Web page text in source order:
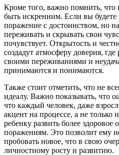
Кроме того, важно помнить,
быть искренним. Если вы будете
поражение с достоинством, но
переживать и скрывать свои
почувствует. Открытость и
создадут атмосферу доверия,
своими переживаниями и
принимаются и понимаются.
Также стоит отметить, что не
идеалу. Важно показывать, что
что каждый человек, даже
акцент на процессе, а не только
ребенку развить более
поражениям. Это позволит ему
пробовать новое, что в свою
личностному росту и развитию.